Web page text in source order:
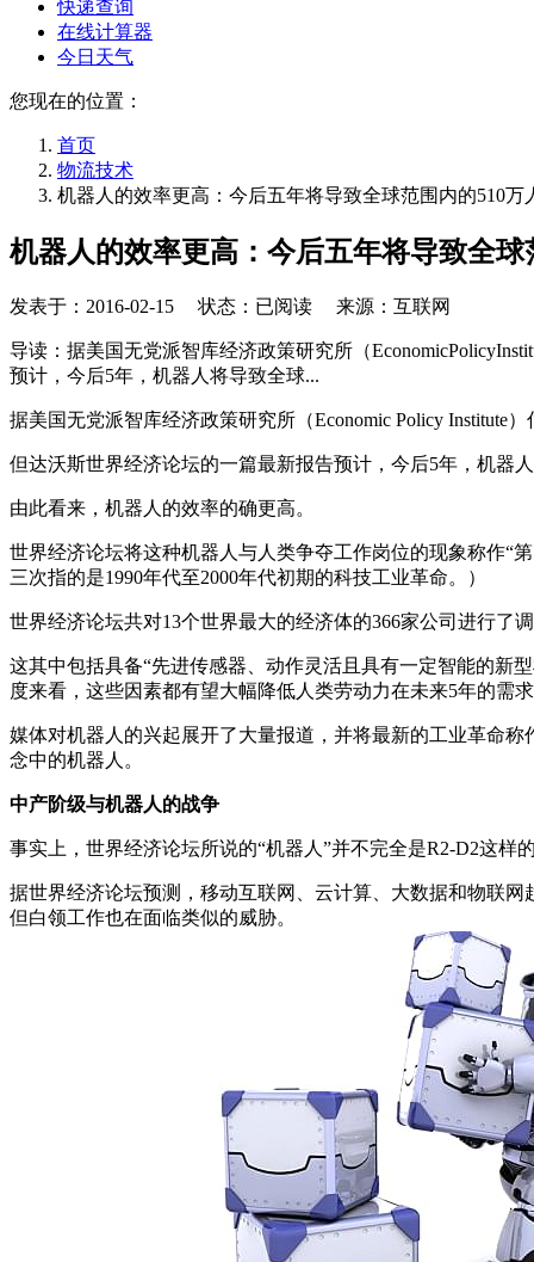
快递查询
在线计算器
今日天气
您现在的位置：
首页
物流技术
机器人的效率更高：今后五年将导致全球范围内的510万
机器人的效率更高：今后五年将导致全
发表于： 2016-02-15 状态：已阅读 来源：互联网
导读：据美国无党派智库经济政策研究所（
预计，今后5年，机器人将导致全球...
据美国无党派智库经济政策研究所（Economic Policy Institute
但达沃斯世界经济论坛的一篇最新报告预计，今后5年，机器
由此看来，机器人的效率的确更高。
世界经济论坛将这种机器人与人类争夺工作岗位的现象称作“
三次指的是1990年代至2000年代初期的科技工业革命。）
世界经济论坛共对13个世界最大的经济体的366家公司进行了
这其中包括具备“先进传感器、动作灵活且具有一定智能的新
度来看，这些因素都有望大幅降低人类劳动力在未来5年的需
媒体对机器人的兴起展开了大量报道，并将最新的工业革命
念中的机器人。
中产阶级与机器人的战争
事实上，世界经济论坛所说的“机器人”并不完全是R2-D2这
据世界经济论坛预测，移动互联网、云计算、大数据和物联
但白领工作也在面临类似的威胁。